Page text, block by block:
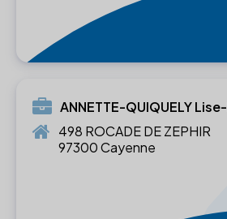
ANNETTE-QUIQUELY
498 ROCADE DE ZEPHIR
97300 Cayenne